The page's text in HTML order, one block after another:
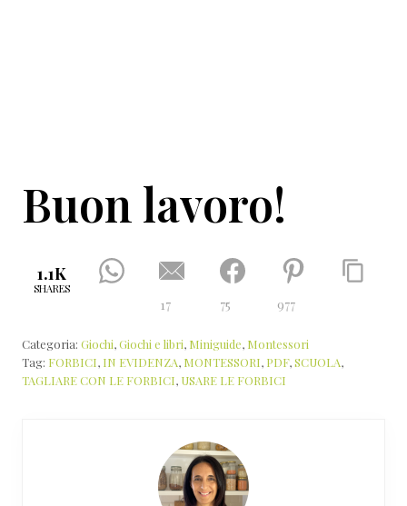
Buon lavoro!
1.1K
SHARES
17 75 977
Categoria: Giochi,Giochi e libri, Miniguide, Montessori
Tag: FORBICI, IN EVIDENZA, MONTESSORI, PDF,SCUOLA,
TAGLIARE CON LE FORBICI, USARE LE FORBICI